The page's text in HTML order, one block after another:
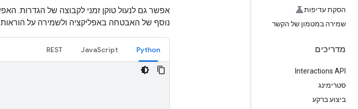
הסקת עדיפות
שמירה במטמון של הקשר
מדריכים
Interactions API
סטרימינג
ביצוע ברקע
אפשר גם לנעול טוקן זמני לקבוצה של הגדרות.
נוסף של האבטחה באפליקציה ולשמירה על
Python
JavaScript
REST